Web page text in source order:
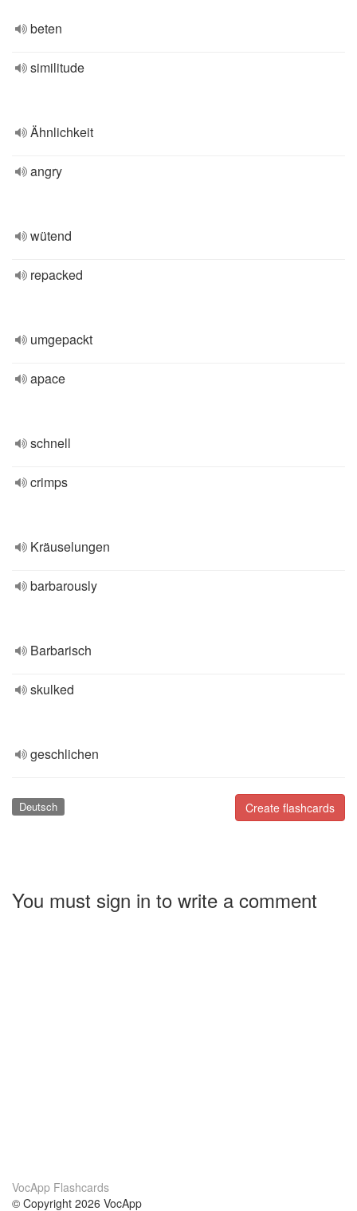
beten
similitude
Ähnlichkeit
angry
wütend
repacked
umgepackt
apace
schnell
crimps
Kräuselungen
barbarously
Barbarisch
skulked
geschlichen
Create flashcards
Deutsch
You must sign in to write a comment
VocApp Flashcards
© Copyright 2026 VocApp